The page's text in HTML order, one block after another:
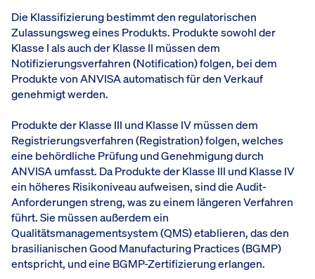
Die Klassifizierung bestimmt den regulatorischen
Zulassungsweg eines Produkts. Produkte sowohl der
Klasse I als auch der Klasse II müssen dem
Notifizierungsverfahren (Notification) folgen, bei dem
Produkte von ANVISA automatisch für den Verkauf
genehmigt werden.
Produkte der Klasse III und Klasse IV müssen dem
Registrierungsverfahren (Registration) folgen, welches
eine behördliche Prüfung und Genehmigung durch
ANVISA umfasst. Da Produkte der Klasse III und Klasse IV
ein höheres Risikoniveau aufweisen, sind die Audit-
Anforderungen streng, was zu einem längeren Verfahren
führt. Sie müssen außerdem ein
Qualitätsmanagementsystem (QMS) etablieren, das den
brasilianischen Good Manufacturing Practices (BGMP)
entspricht, und eine BGMP-Zertifizierung erlangen.